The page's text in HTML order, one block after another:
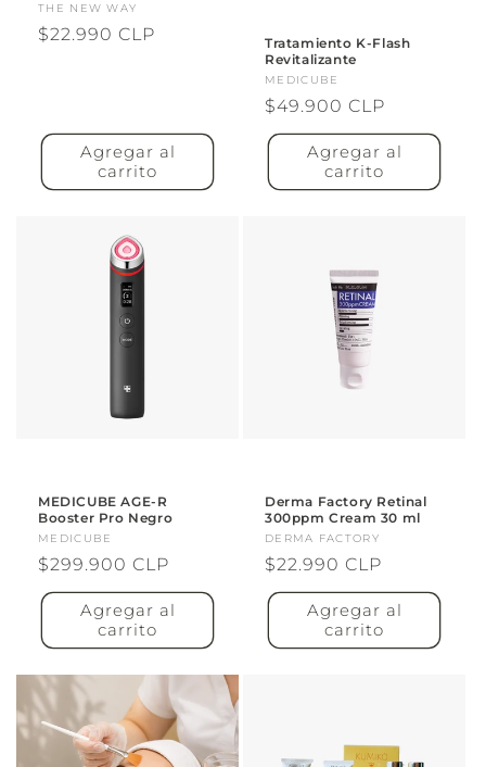
Proveedor:
THE NEW WAY
Precio
$22.990 CLP
Agregar al
carrito
Tratamiento K-Flash
Revitalizante
Proveedor:
MEDICUBE
Precio
habitual
$49.900 CLP
Agregar al
carrito
MEDICUBE AGE-R
Booster Pro Negro
Proveedor:
MEDICUBE
Precio
habitual
$299.900 CLP
Agregar al
carrito
Derma Factory Retinal
300ppm Cream 30 ml
Proveedor:
DERMA FACTORY
Precio
habitual
$22.990 CLP
Agregar al
carrito